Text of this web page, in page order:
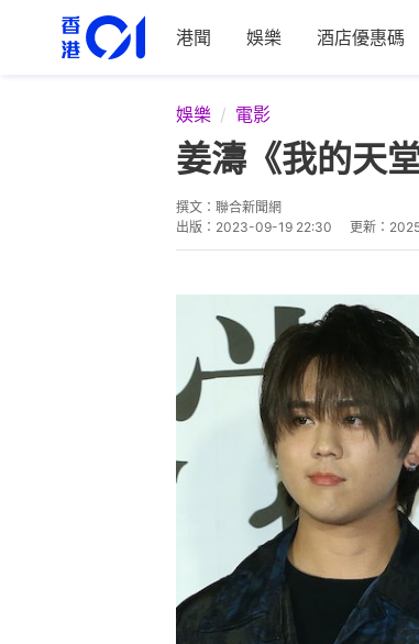
港聞 娛樂 酒店優惠碼
娛樂 電影
姜濤《我的天
撰文： 聯合新聞網
出版： 2023-09-19 22:30 更新：